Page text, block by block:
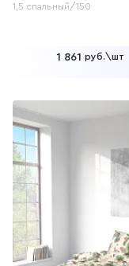
1,5 спальный/150
1 861 руб.\шт